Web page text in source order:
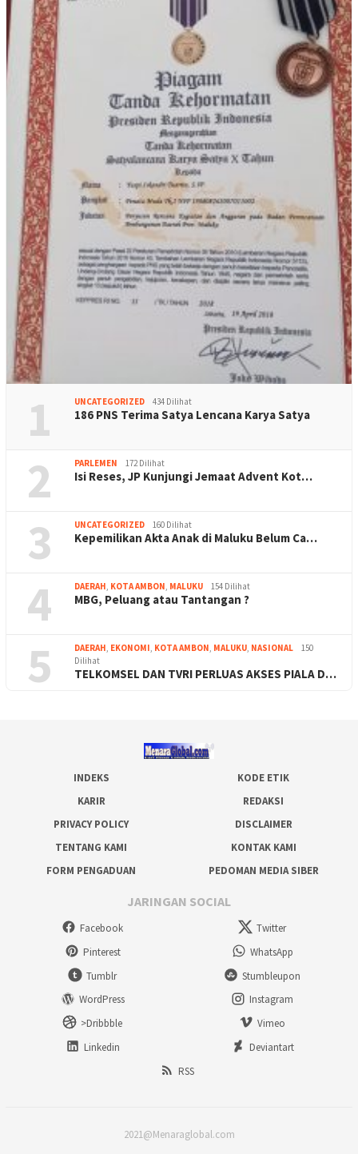
1 UNCATEGORIZED 434 Dilihat
186 PNS Terima Satya Lencana Karya Satya
2 PARLEMEN 172 Dilihat
Isi Reses, JP Kunjungi Jemaat Advent Kot…
3 UNCATEGORIZED 160 Dilihat
Kepemilikan Akta Anak di Maluku Belum Ca…
4 DAERAH, KOTA AMBON, MALUKU 154 Dilihat
MBG, Peluang atau Tantangan ?
5 DAERAH, EKONOMI, KOTA AMBON, MALUKU, NASIONAL
150
Dilihat
TELKOMSEL DAN TVRI PERLUAS AKSES PIALA D…
INDEKS
KODE ETIK
KARIR
REDAKSI
PRIVACY POLICY
DISCLAIMER
TENTANG KAMI
KONTAK KAMI
FORM PENGADUAN
PEDOMAN MEDIA SIBER
JARINGAN SOCIAL
Facebook
Twitter
Pinterest
WhatsApp
Tumblr
Stumbleupon
WordPress
Instagram
>Dribbble
Vimeo
Linkedin
Deviantart
RSS
2021@Menaraglobal.com